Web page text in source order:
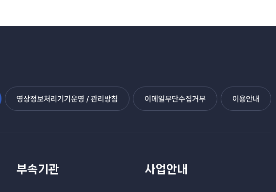
영상정보처리기기운영 / 관리방침 이메일무단수집거부 이용안내
부속기관 사업안내